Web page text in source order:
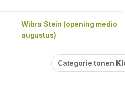
Wibra Stein (opening medio
augustus)
Categorie tonen